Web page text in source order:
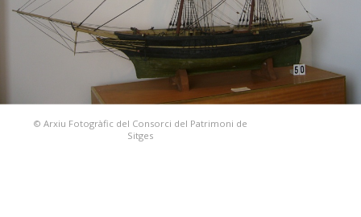
© Arxiu Fotogràfic del Consorci del Patrimoni de
Sitges